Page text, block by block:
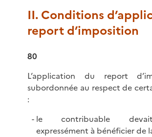
II. Conditions
report d’imposition
80
L’application du report
subordonnée au respect de
:
le contribuable
expressément à bénéficier de